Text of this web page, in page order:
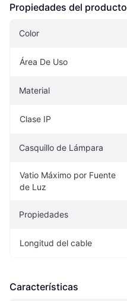
Propiedades del producto
Color
Área De Uso
Material
Clase IP
Casquillo de Lámpara
Vatio Máximo por Fuente
de Luz
Propiedades
Longitud del cable
Características